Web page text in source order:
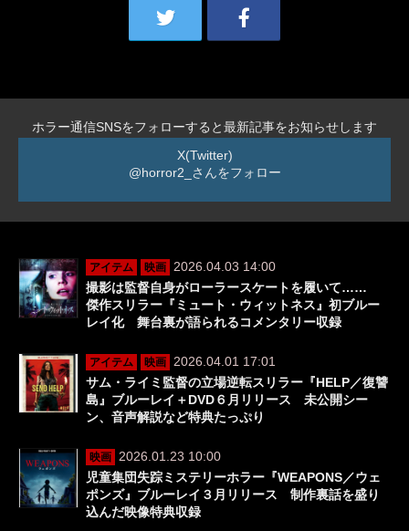
ホラー通信SNSをフォローすると最新記事をお知らせします
X(Twitter)
@horror2_さんをフォロー
アイテム 映画
2026.04.03 14:00
撮影は監督自身がローラースケートを履いて……
傑作スリラー『ミュート・ウィットネス』初ブルー
レイ化 舞台裏が語られるコメンタリー収録
アイテム 映画
2026.04.01 17:01
サム・ライミ監督の立場逆転スリラー『HELP／復讐
島』ブルーレイ＋DVD６月リリース 未公開シー
ン、音声解説など特典たっぷり
映画
2026.01.23 10:00
児童集団失踪ミステリーホラー『WEAPONS／ウェ
ポンズ』ブルーレイ３月リリース 制作裏話を盛り
込んだ映像特典収録